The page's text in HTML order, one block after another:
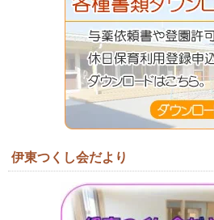
伊東つくし会だより